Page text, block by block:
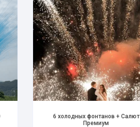
6 холодных фонтанов + Салют
Премиум